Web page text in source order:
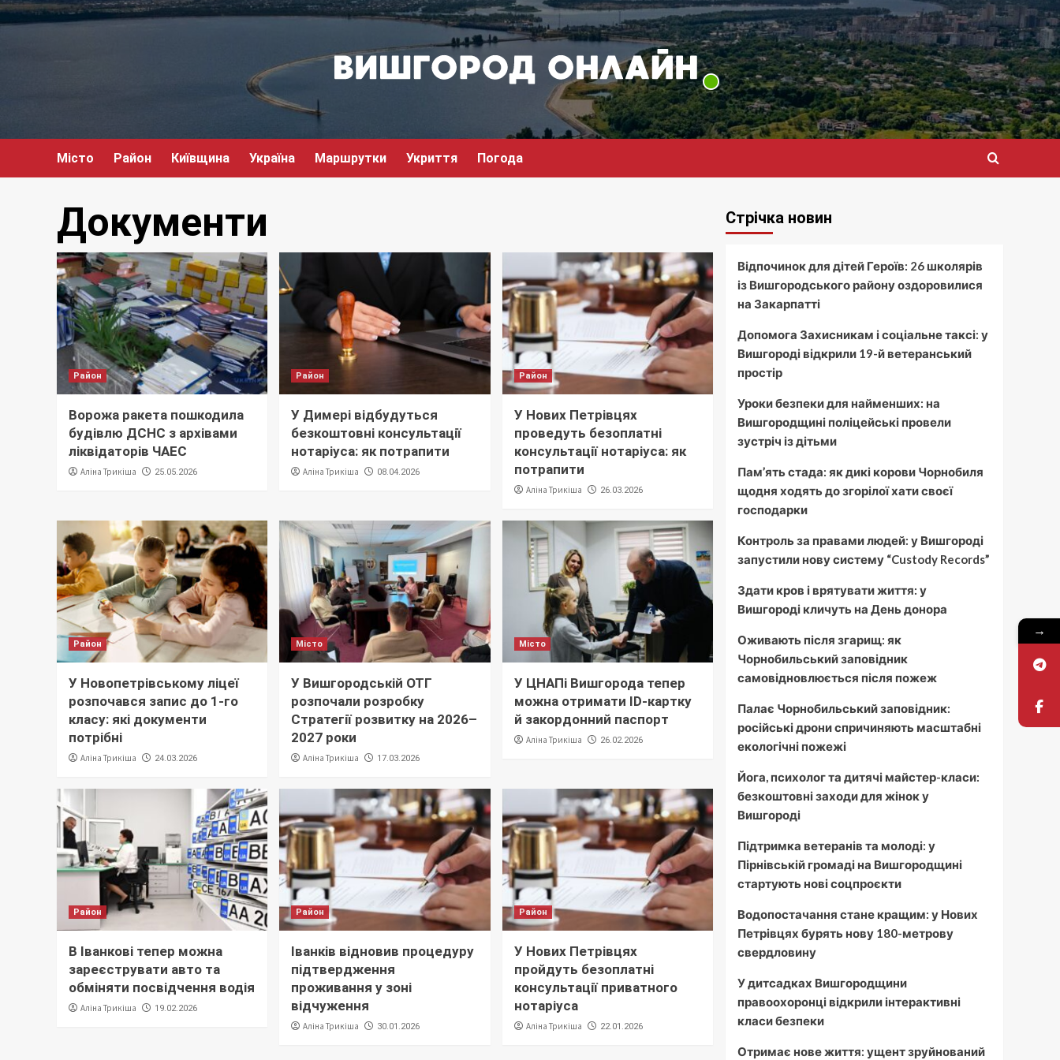
Перейти
до
Місто Район Київщина Україна Маршрутки Укриття Погода
Документи
Район
Ворожа ракета пошкодила
будівлю ДСНС з архівами
ліквідаторів ЧАЕС
Аліна Трикіша 25.05.2026
Район
У Димері відбудуться
безкоштовні консультації
нотаріуса: як потрапити
Аліна Трикіша 08.04.2026
Район
У Нових Петрівцях
проведуть безоплатні
консультації нотаріуса: як
потрапити
Аліна Трикіша 26.03.2026
Район
У Новопетрівському ліцеї
розпочався запис до 1-го
класу: які документи
потрібні
Аліна Трикіша 24.03.2026
Місто
У Вишгородській ОТГ
розпочали розробку
Стратегії розвитку на 2026–
2027 роки
Аліна Трикіша 17.03.2026
Місто
У ЦНАПі Вишгорода тепер
можна отримати ID-картку
й закордонний паспорт
Аліна Трикіша 26.02.2026
Район
В Іванкові тепер можна
зареєструвати авто та
обміняти посвідчення водія
Аліна Трикіша 19.02.2026
Район
Іванків відновив процедуру
підтвердження
проживання у зоні
відчуження
Аліна Трикіша 30.01.2026
Район
У Нових Петрівцях
пройдуть безоплатні
консультації приватного
нотаріуса
Аліна Трикіша 22.01.2026
Стрічка новин
Відпочинок для дітей Героїв: 26 школярів
із Вишгородського району оздоровилися
на Закарпатті
Допомога Захисникам і соціальне таксі: у
Вишгороді відкрили 19-й ветеранський
простір
Уроки безпеки для найменших: на
Вишгородщині поліцейські провели
зустріч із дітьми
Пам’ять стада: як дикі корови Чорнобиля
щодня ходять до згорілої хати своєї
господарки
Контроль за правами людей: у Вишгороді
запустили нову систему “Custody Records”
Здати кров і врятувати життя: у
Вишгороді кличуть на День донора
Оживають після згарищ: як
Чорнобильський заповідник
самовідновлюється після пожеж
Палає Чорнобильський заповідник:
російські дрони спричиняють масштабні
екологічні пожежі
Йога, психолог та дитячі майстер-класи:
безкоштовні заходи для жінок у
Вишгороді
Підтримка ветеранів та молоді: у
Пірнівській громаді на Вишгородщині
стартують нові соцпроєкти
Водопостачання стане кращим: у Нових
Петрівцях бурять нову 180-метрову
свердловину
У дитсадках Вишгородщини
правоохоронці відкрили інтерактивні
класи безпеки
Отримає нове життя: ущент зруйнований
→